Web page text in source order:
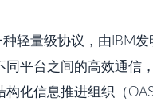
轻量级协议，由IBM发
平台之间的高效通信
化信息推进组织（